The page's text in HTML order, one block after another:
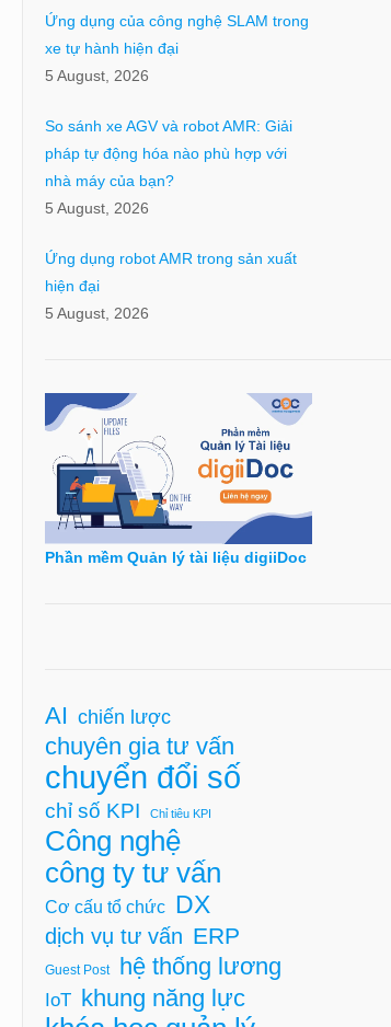
Ứng dụng của công nghệ SLAM trong
xe tự hành hiện đại
5 August, 2026
So sánh xe AGV và robot AMR: Giải
pháp tự động hóa nào phù hợp với
nhà máy của bạn?
5 August, 2026
Ứng dụng robot AMR trong sản xuất
hiện đại
5 August, 2026
Phần mềm Quản lý tài liệu digiiDoc
AI chiến lược
chuyên gia tư vấn
chuyển đổi số
chỉ số KPI Chỉ tiêu KPI
Công nghệ
công ty tư vấn
Cơ cấu tổ chức DX
dịch vụ tư vấn ERP
Guest Post hệ thống lương
IoT khung năng lực